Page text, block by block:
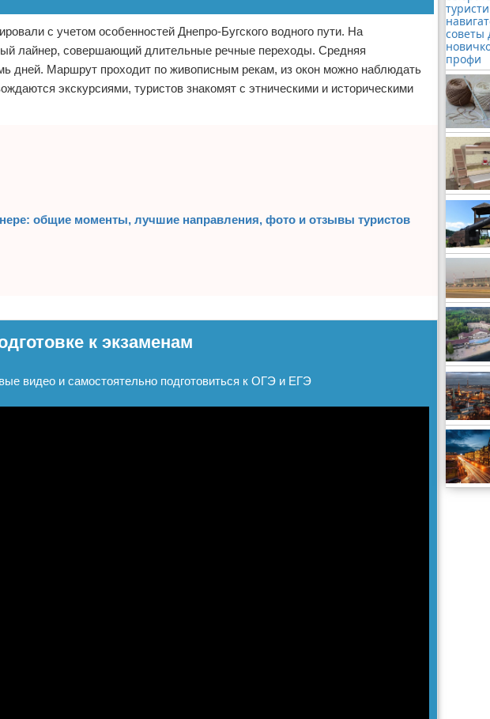
с учетом особенностей Днепро-Бугского водного пути. На
лайнер, совершающий длительные речные переходы. Средняя
дней. Маршрут проходит по живописным рекам, из окон можно наблюдать
экскурсиями, туристов знакомят с этническими и историческими
общие моменты, лучшие направления, фото и отзывы туристов
к экзаменам
видео и самостоятельно подготовиться к ОГЭ и ЕГЭ